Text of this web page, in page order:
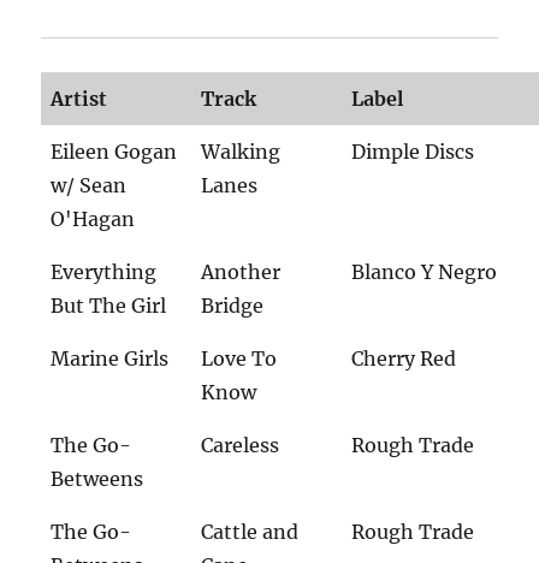
Artist Track Label
Eileen Gogan
w/ Sean
O'Hagan
Walking
Lanes
Dimple Discs
Everything
But The Girl
Another
Bridge
Blanco Y Negro
Marine Girls
Love To
Know
Cherry Red
The Go-
Betweens
Careless Rough Trade
The Go-
Cattle and
Rough Trade